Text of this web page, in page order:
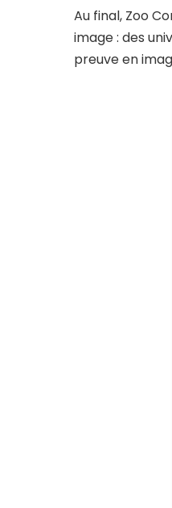
Au final, Zoo
image : des
preuve en